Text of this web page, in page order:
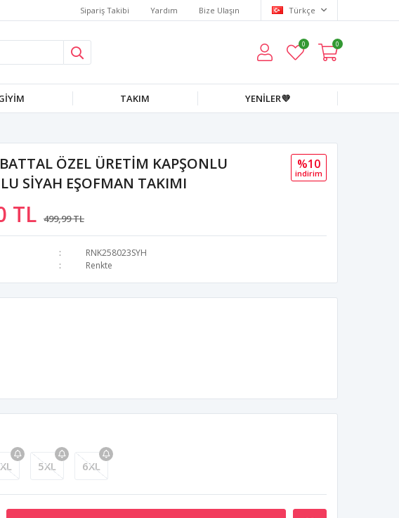
Sipariş Takibi Yardım Bize Ulaşın Türkçe
0 0
TAKIM YENİLER💜
ÖZEL ÜRETİM KAPŞONLU
SİYAH EŞOFMAN TAKIMI
TL 499,99 TL
%10
i̇ndi̇ri̇m
RNK258023SYH
Renkte
5XL 6XL